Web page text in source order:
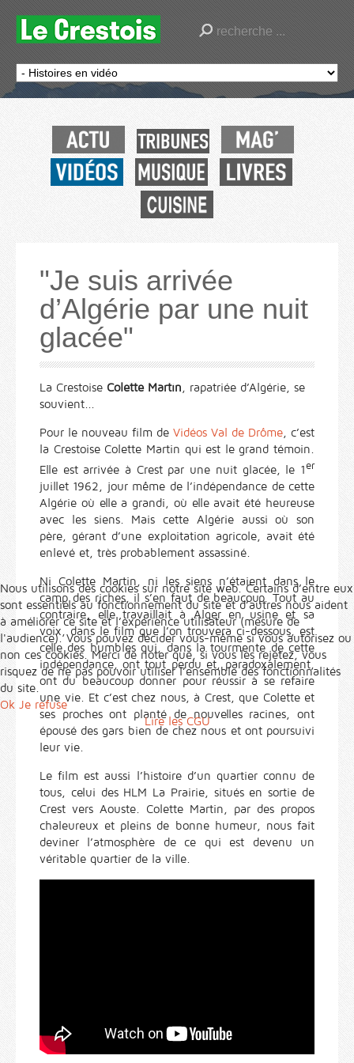
"Je suis arrivée
d’Algérie par une nuit
glacée"
La Crestoise Colette Martin , rapatriée d’Algérie, se
souvient...
Pour le nouveau film de Vidéos Val de Drôme , c’est
la Crestoise Colette Martin qui est le grand témoin.
Elle est arrivée à Crest par une nuit glacée, le 1er
juillet 1962, jour même de l’indépendance de cette
Algérie où elle a grandi, où elle avait été heureuse
avec les siens. Mais cette Algérie aussi où son
père, gérant d’une exploitation agricole, avait été
enlevé et, très probablement assassiné.
Ni Colette Martin, ni les siens n’étaient dans le
camp des riches, il s’en faut de beaucoup. Tout au
contraire, elle travaillait à Alger en usine et sa
voix, dans le film que l’on trouvera ci-dessous, est
celle des humbles qui, dans la tourmente de cette
indépendance, ont tout perdu et, paradoxalement,
ont du beaucoup donner pour réussir à se refaire
une vie. Et c’est chez nous, à Crest, que Colette et
ses proches ont planté de nouvelles racines, ont
épousé des gars bien de chez nous et ont poursuivi
leur vie.
Le film est aussi l’histoire d’un quartier connu de
tous, celui des HLM La Prairie, situés en sortie de
Crest vers Aouste. Colette Martin, par des propos
chaleureux et pleins de bonne humeur, nous fait
deviner l’atmosphère de ce qui est devenu un
véritable quartier de la ville.
Nous utilisons des cookies sur notre site web. Certains d’entre eux
sont essentiels au fonctionnement du site et d’autres nous aident
à améliorer ce site et l’expérience utilisateur (mesure de
l'audience). Vous pouvez décider vous-même si vous autorisez ou
non ces cookies. Merci de noter que, si vous les rejetez, vous
risquez de ne pas pouvoir utiliser l’ensemble des fonctionnalités
du site.
Ok Je refuse
Lire les CGU